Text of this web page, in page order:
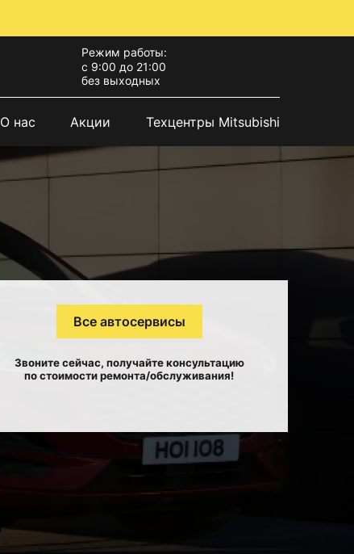
Режим работы:
с 9:00 до 21:00
без выходных
О нас Акции Техцентры Mitsubishi
Все автосервисы
Звоните сейчас, получайте консультацию
по стоимости ремонта/обслуживания!